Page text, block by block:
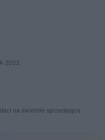
2022
na świetnie sprzedające